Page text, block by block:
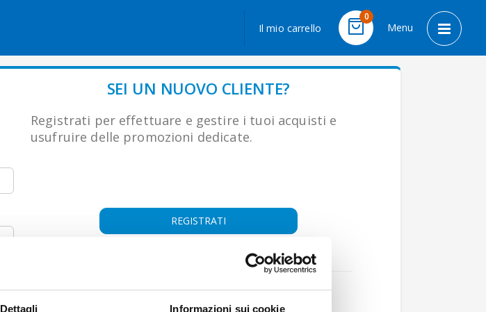
Dettagli Informazioni sui cookie
Menu
Cart
0
Il mio carrello
SEI UN NUOVO CLIENTE?
Registrati per effettuare e gestire i tuoi acquisti e
usufruire delle promozioni dedicate.
REGISTRATI
Accedi con